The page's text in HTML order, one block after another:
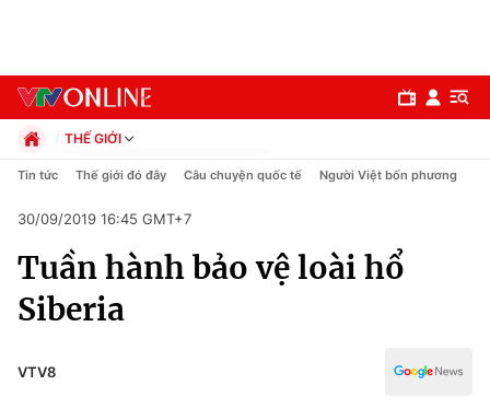
Chuyên mục
Chính trị
THẾ GIỚI
Chính trị
Pháp luật
Kinh tế
Thể thao
Truyền hình
Tin tức Thế giới đó đây Câu chuyện quốc tế Người Việt bốn phương
30/09/2019 16:45 GMT+7
Tuần hành bảo vệ loài hổ
Siberia
VTV8